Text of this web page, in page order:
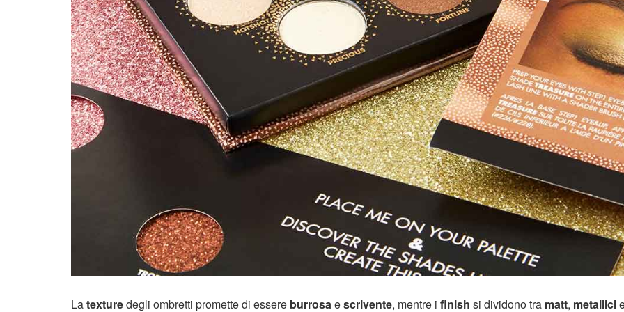
Latexturedegli ombretti promette di essere burrosaescrivente, mentre i finish si dividono tra matt, metallici